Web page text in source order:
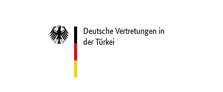
Deutsche Vertretungen in
der Türkei